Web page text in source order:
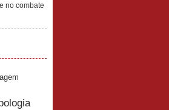
no combate